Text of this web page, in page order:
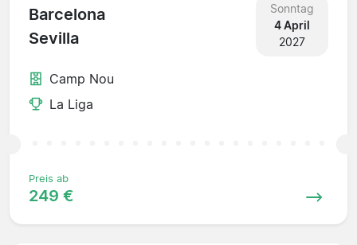
Barcelona
Sevilla
Sonntag
4 April
2027
Camp Nou
La Liga
Preis ab
249 €